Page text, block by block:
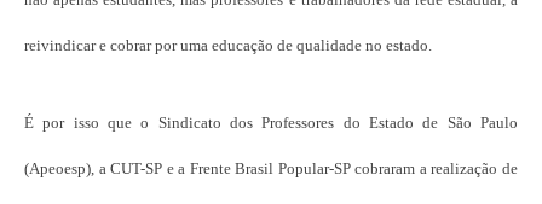
reivindicar e cobrar por uma educação de qualidade no estado.
É por isso que o Sindicato dos Professores do Estado de São Paulo
(Apeoesp), a CUT-SP e a Frente Brasil Popular-SP cobraram a realização de